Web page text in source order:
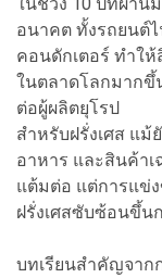
อนาคต ทั้งรถยนต์
คอนดักเตอร์ ทำใ
ในตลาดโลกมากขึ้
ต่อผู้ผลิตยุโรป
สำหรับฝรั่งเศส แ
อาหาร และสินค้า
แต้มต่อ แต่การแข่
ฝรั่งเศสซับซ้อนขึ้น
บทเรียนสำคัญจา